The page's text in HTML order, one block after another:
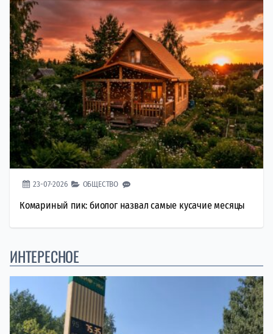
23-07-2026 ОБЩЕСТВО
Комариный пик: биолог назвал самые кусачие месяцы
ИНТЕРЕСНОЕ